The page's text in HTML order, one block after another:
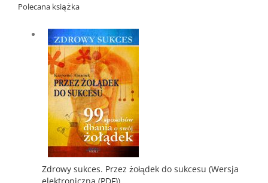
Polecana książka
Zdrowy sukces. Przez żołądek do sukcesu (Wersja